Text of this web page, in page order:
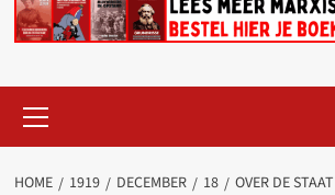
menu
HOME 1919 DECEMBER 18 OVER DE STAAT